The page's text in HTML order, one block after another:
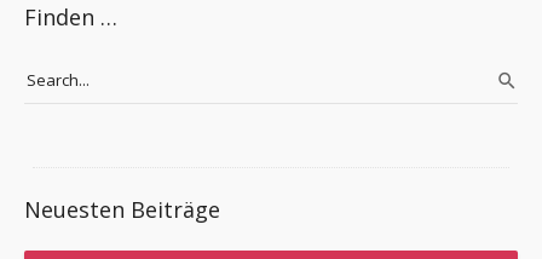
Finden …
Neuesten Beiträge